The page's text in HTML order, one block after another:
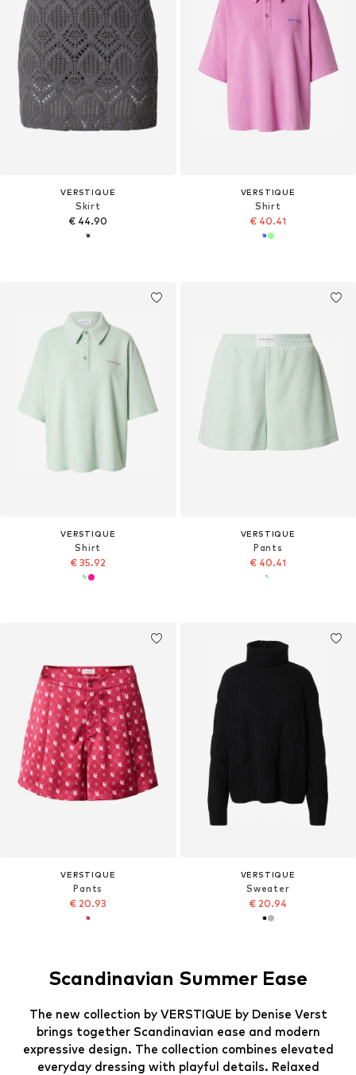
VERSTIQUE
Skirt
€ 44.90
VERSTIQUE
Shirt
€ 40.41
VERSTIQUE
Shirt
€ 35.92
VERSTIQUE
Pants
€ 40.41
VERSTIQUE
Pants
€ 20.93
VERSTIQUE
Sweater
€ 20.94
Scandinavian Summer Ease
The new collection by VERSTIQUE by Denise Verst
brings together Scandinavian ease and modern
expressive design. The collection combines elevated
everyday dressing with playful details. Relaxed